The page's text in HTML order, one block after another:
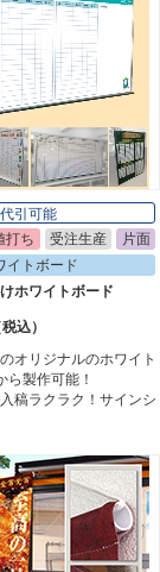
ライトパネル
Light Panel
ポスターフレーム
Poster Frame
イーゼル
Easel
ホワイトボード
White Board
プレート看板
Plate Board
代引可能
打ち 受注生産
片面
イトボード
ホワイトボード
税込）
オリジナルのホワイト
ら製作可能！
稿ラクラク！サインシ